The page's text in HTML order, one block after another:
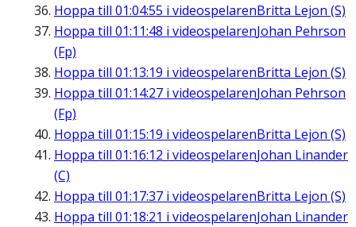
Hoppa till 01:04:55 i videospelarenBritta Lejon (S)
Hoppa till 01:11:48 i videospelarenJohan Pehrson
(Fp)
Hoppa till 01:13:19 i videospelarenBritta Lejon (S)
Hoppa till 01:14:27 i videospelarenJohan Pehrson
(Fp)
Hoppa till 01:15:19 i videospelarenBritta Lejon (S)
Hoppa till 01:16:12 i videospelarenJohan Linander
(C)
Hoppa till 01:17:37 i videospelarenBritta Lejon (S)
Hoppa till 01:18:21 i videospelarenJohan Linander